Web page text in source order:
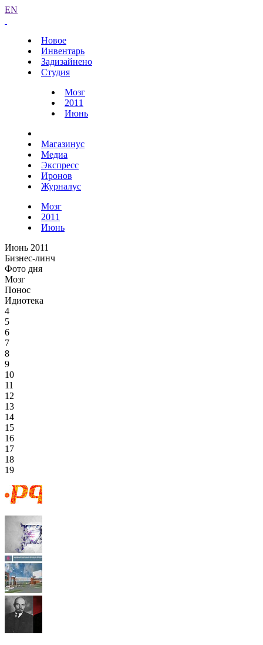
EN
Новое
Инвентарь
Задизайнено
Студия
Мозг
2011
Июнь
Магазинус
Медиа
Экспресс
Иронов
Журналус
Мозг
2011
Июнь
Июнь 2011
Бизнес-линч
Фото дня
Мозг
Понос
Идиотека
4
5
6
7
8
9
10
11
12
13
14
15
16
17
18
19